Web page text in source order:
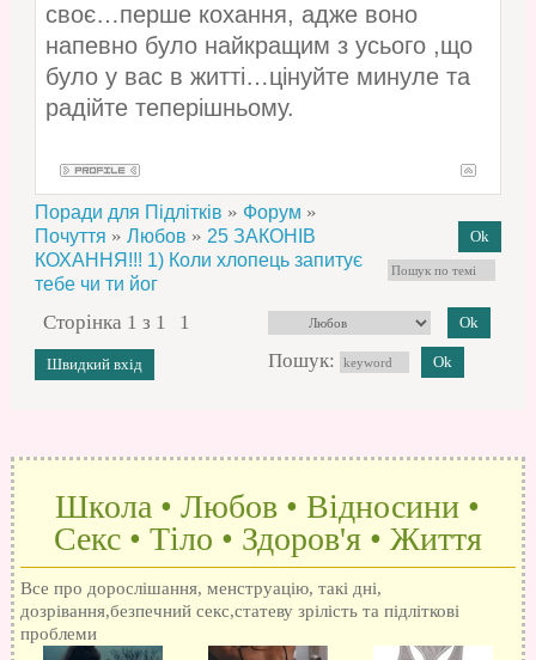
своє…перше кохання, адже воно
напевно було найкращим з усього ,що
було у вас в житті…цінуйте минуле та
радійте теперішньому.
Поради для Підлітків » Форум »
Почуття » Любов » 25 ЗАКОНІВ
КОХАННЯ!!! 1) Коли хлопець запитує
тебе чи ти йог
Сторінка 1 з 1
1
Пошук:
Школа • Любов • Відносини •
Секс • Тіло • Здоров'я • Життя
Все про дорослішання, менструацію, такі дні,
дозрівання,безпечний секс,статеву зрілість та підліткові
проблеми